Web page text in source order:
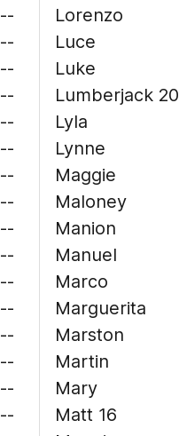
--
--
--
--
--
--
--
--
--
--
--
--
--
--
--
--
Lorenzo
Luce
Luke
Lumberjack 20
Lyla
Lynne
Maggie
Maloney
Manion
Manuel
Marco
Marguerita
Marston
Martin
Mary
Matt 16